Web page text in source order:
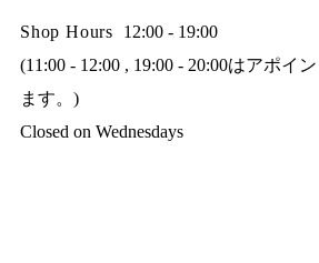
Shop Hours
12:00 - 19:00
(11:00 - 12:00 , 19:00 - 20:00はアポイ
ます。)
Closed on Wednesdays​